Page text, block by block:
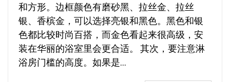
和方形。边框颜色有磨砂黑、拉丝金、拉丝
银、香槟金，可以选择亮银和黑色。黑色和银
色都比较时尚百搭，而金色看起来很高级，安
装在华丽的浴室里会更合适。 其次，要注意淋
浴房门槛的高度。如果是...